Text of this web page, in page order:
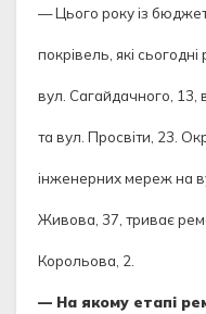
— Цього року із
покрівель, які
вул. Сагайдачного, 13,
та вул. Просвіти, 23.
інженерних мереж на
Живова, 37, триває
Корольова, 2.
— На якому етапі